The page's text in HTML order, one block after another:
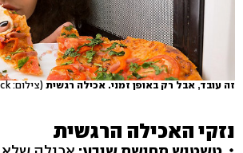
זה עובד, אבל רק באופן זמני. אכילה רגשית (צילום: shutterstock)
נזקי האכילה הרגשית